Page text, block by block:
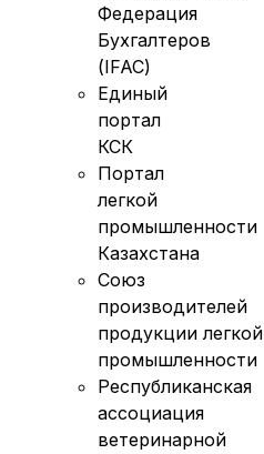
Федерация
Бухгалтеров
(IFAC)
Единый
портал
КСК
Портал
легкой
промышленности
Казахстана
Союз
производителей
продукции легкой
промышленности
Республиканская
ассоциация
ветеринарной